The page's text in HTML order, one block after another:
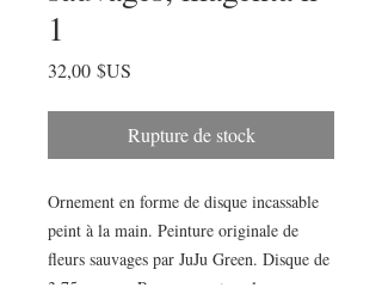
1
32,00 $US
Rupture de stock
Ornement en forme de disque incassable
peint à la main. Peinture originale de
fleurs sauvages par JuJu Green. Disque de
3,75 pouces. Remarque : tous les